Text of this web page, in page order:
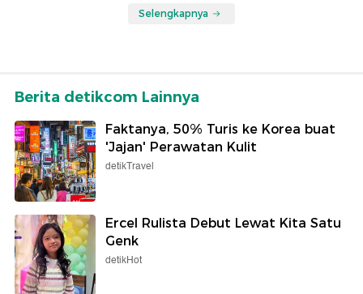
Selengkapnya
Berita detikcom Lainnya
Faktanya, 50% Turis ke Korea buat
'Jajan' Perawatan Kulit
detikTravel
Ercel Rulista Debut Lewat Kita Satu
Genk
detikHot